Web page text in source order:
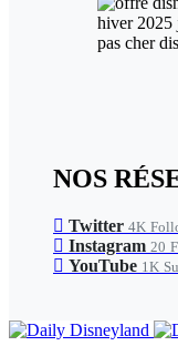
NOS
Twitter 4K
Instagram 20
YouTube 1K